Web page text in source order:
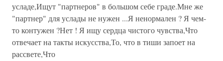
усладе,Ищут "партнеров" в большом себе граде.Мне же
"партнер" для услады не нужен ...Я ненормален ? Я чем-
то контужен ?Нет ! Я ищу сердца чистого чувства,Что
отвечает на такты искусства,То, что в тиши запоет на
рассвете,Что